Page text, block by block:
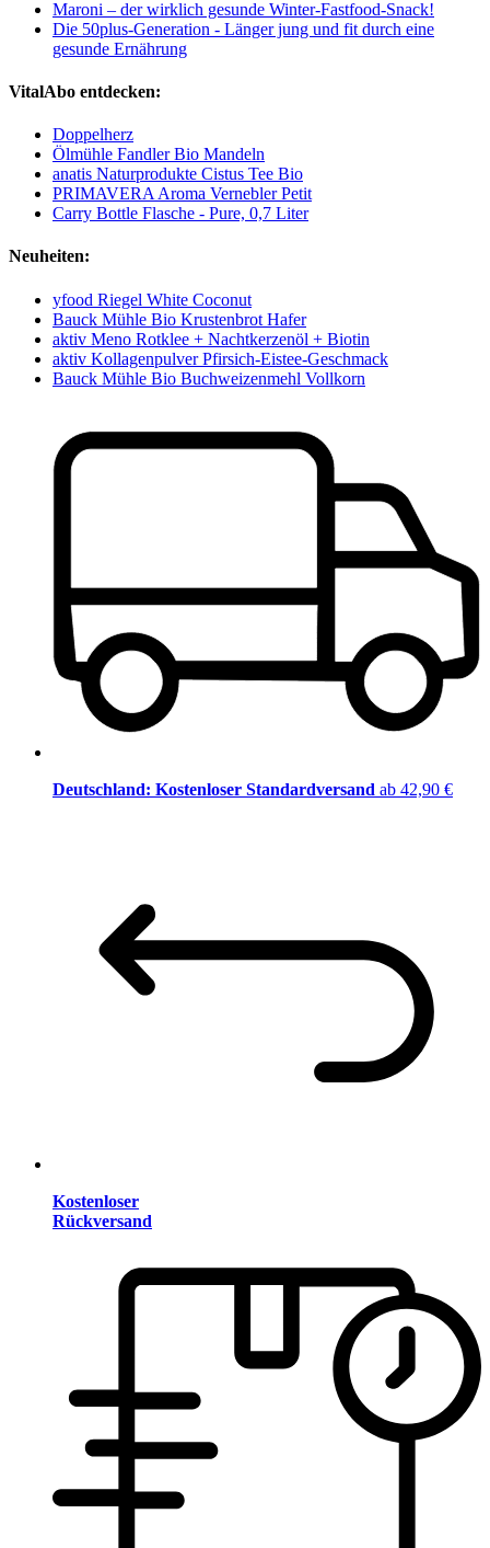
Maroni – der wirklich gesunde Winter-Fastfood-Snack!
Die 50plus-Generation - Länger jung und fit durch eine
gesunde Ernährung
VitalAbo entdecken:
Doppelherz
Ölmühle Fandler Bio Mandeln
anatis Naturprodukte Cistus Tee Bio
PRIMAVERA Aroma Vernebler Petit
Carry Bottle Flasche - Pure, 0,7 Liter
Neuheiten:
yfood Riegel White Coconut
Bauck Mühle Bio Krustenbrot Hafer
aktiv Meno Rotklee + Nachtkerzenöl + Biotin
aktiv Kollagenpulver Pfirsich-Eistee-Geschmack
Bauck Mühle Bio Buchweizenmehl Vollkorn
Deutschland: Kostenloser Standardversand ab 42,90 €
Kostenloser
Rückversand